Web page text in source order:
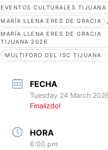
EVENTOS CULTURALES
MARÍA LLENA ERES DE GRACIA ,
MARÍA LLENA ERES DE GRACIA
TIJUANA 2026
MULTIFORO DEL ISC TIJUANA
FECHA
Tuesday 24 March
Finalizdo!
HORA
6:00 pm